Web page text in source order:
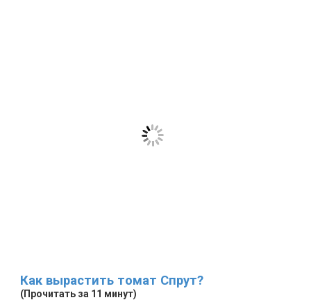
Как вырастить томат Спрут?
(Прочитать за 11 минут)